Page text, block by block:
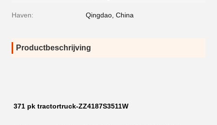
Haven: Qingdao, China
Productbeschrijving
371 pk tractortruck-ZZ4187S3511W